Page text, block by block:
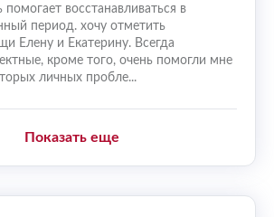
помогает восстанавливаться в
период. хочу отметить
Елену и Екатерину. Всегда
кроме того, очень помогли мне
личных пробле...
Показать еще